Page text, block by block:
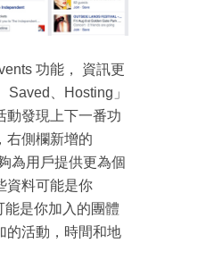
功能， 資訊更
Saved、Hosting」
動發現上下一番功
右側欄新增的
為用戶提供更為個
資料可能是你
能是你加入的團體
的活動，時間和地